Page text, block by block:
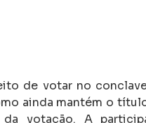
de votar no
ainda mantém o
votação. A